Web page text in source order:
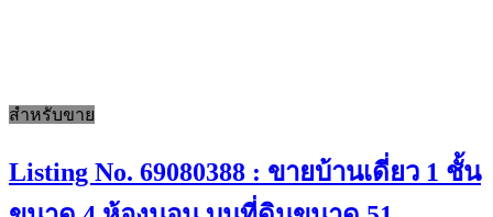
สำหรับขาย
Listing No. 69080388 : ขายบ้านเดี่ยว 1 ชั้น